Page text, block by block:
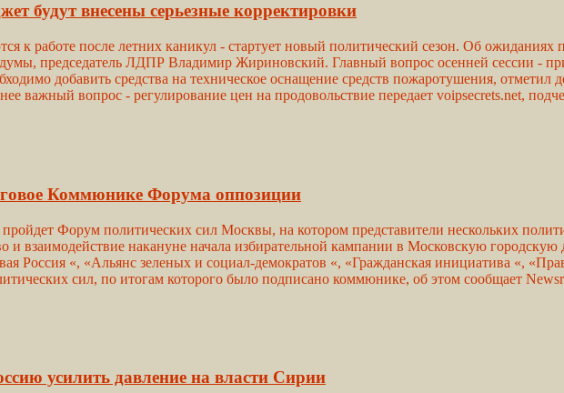
будут внесены серьезные корректировки
к работе после летних каникул - стартует новый политический сезон. Об ожиданиях
председатель ЛДПР Владимир Жириновский. Главный вопрос осенней сессии -
добавить средства на техническое оснащение средств пожаротушения, отметил
важный вопрос - регулирование цен на продовольствие передает voipsecrets.net,
Коммюнике Форума оппозиции
Форум политических сил Москвы, на котором представители нескольких
и взаимодействие накануне начала избирательной кампании в Московскую
Россия «, «Альянс зеленых и социал-демократов «, «Гражданская инициатива «,
сил, по итогам которого было подписано коммюнике, об этом сообщает
усилить давление на власти Сирии